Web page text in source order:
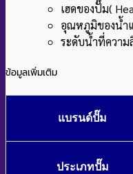
เฮดของปั๊ม(
อุณหภูมิของน้ำแ
ระดับน้ำที่ความ
ข้อมูลเพิ่มเติม
แบรนด์ปั๊ม
ประเภทปั๊ม